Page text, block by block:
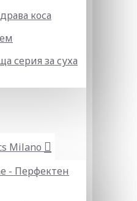
коса
серия за суха
Milano
- Перфектен